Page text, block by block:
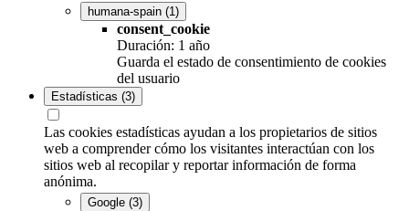
humana-spain (1)
consent_cookie
Duración: 1 año
Guarda el estado de consentimiento de cookies
del usuario
Estadísticas (3)
Las cookies estadísticas ayudan a los propietarios de sitios
web a comprender cómo los visitantes interactúan con los
sitios web al recopilar y reportar información de forma
anónima.
Google (3)